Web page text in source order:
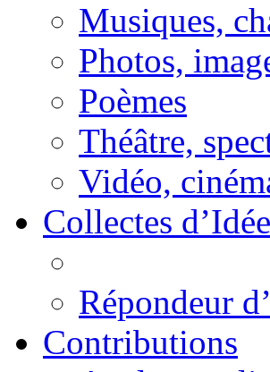
Musiques,
Photos,
Poèmes
Théâtre,
Vidéo,
Collectes
Répondeur
Contributions